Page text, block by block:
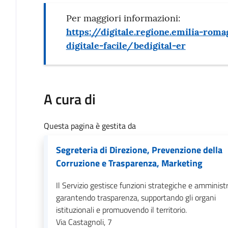
Per maggiori informazioni:
https://digitale.regione.emilia-
digitale-facile/bedigital-er
A cura di
Questa pagina è gestita da
Segreteria di Direzione, Prevenzione della
Corruzione e Trasparenza, Marketing
Il Servizio gestisce funzioni strategiche e
garantendo trasparenza, supportando gli organi
istituzionali e promuovendo il territorio.
Via Castagnoli, 7